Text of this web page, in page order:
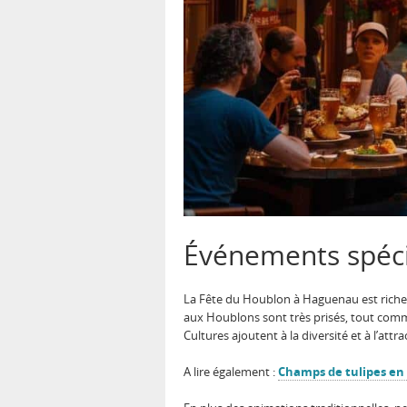
Événements
La Fête du Houblon à Haguenau est
aux Houblons sont très prisés, tout
Cultures ajoutent à la diversité et à
A lire également :Champs de tulipes